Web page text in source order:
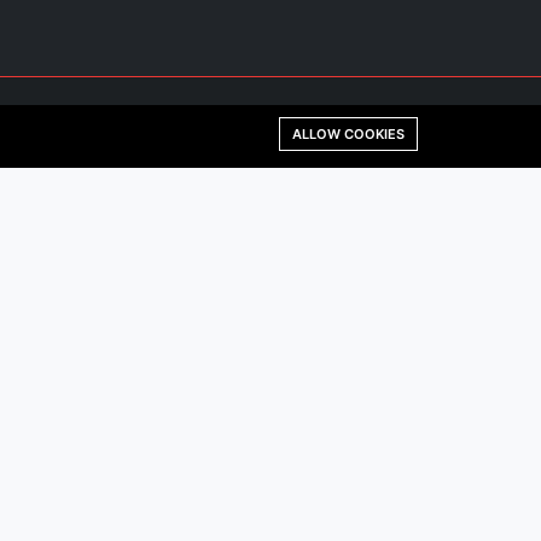
ALLOW COOKIES